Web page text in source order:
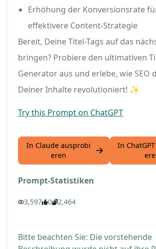
Erhöhung der Konversionsrate
effektivere Content-Strategie
Bereit, Deine Titel-Tags auf das
bringen? Probiere den ultimativen
Generator aus und erlebe, wie SEO
Deiner Inhalte revolutioniert! ✨
Try this Prompt on ChatGPT
In Claude ausprobi
eren
In
Prompt-Statistiken
3,597 0 2,464
Bitte beachten Sie: Die vorstehende